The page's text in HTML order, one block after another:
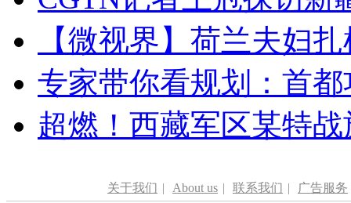
【微视界】荷兰夫妇
专家带你看规划：首
超燃！西藏军区某特
关于我们 | About us | 联系我们 | 广告服务